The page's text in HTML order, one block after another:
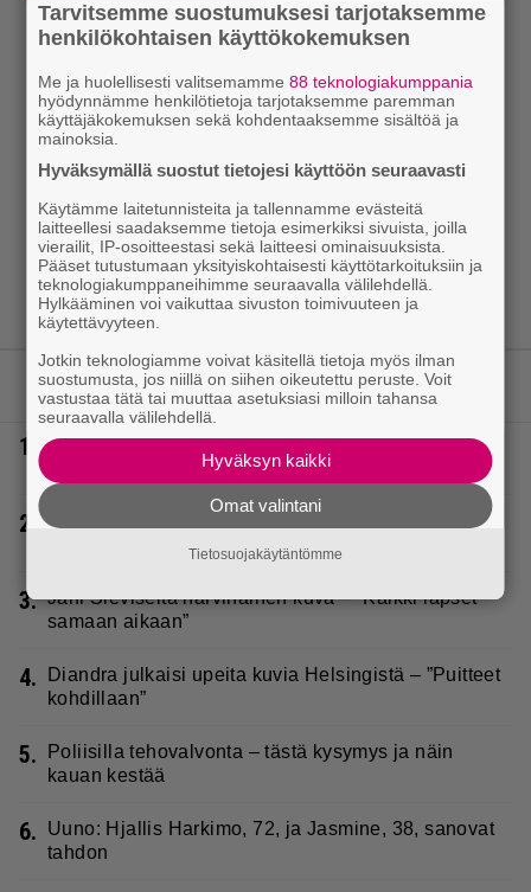
LUETUIMMAT JUTUT
1.
Vappu Pimiä sai huonoa palvelua ravintolassa –
pettyi siellä kahteen asiaan
2.
Laulaja Mirellan rantakuvat ovat täynnä lomaa,
3. Jani Sieviseltä harvinainen kuva – ”Kaikki lapset
samaan aikaan”
4.
Diandra julkaisi upeita kuvia Helsingistä – ”Puitteet
kohdillaan”
5.
Poliisilla tehovalvonta – tästä kysymys ja näin
kauan kestää
6.
Uuno: Hjallis Harkimo, 72, ja Jasmine, 38, sanovat
tahdon
Tarvitsemme suostumuksesi tarjotaksemme
henkilökohtaisen käyttökokemuksen
Me ja huolellisesti valitsemamme88 teknologiakumppania
hyödynnämme henkilötietoja tarjotaksemme paremman
käyttäjäkokemuksen sekä kohdentaaksemme sisältöä ja
mainoksia.
Hyväksymällä suostut tietojesi käyttöön seuraavasti
Käytämme laitetunnisteita ja tallennamme evästeitä
laitteellesi saadaksemme tietoja esimerkiksi sivuista, joilla
vierailit, IP-osoitteestasi sekä laitteesi ominaisuuksista.
Pääset tutustumaan yksityiskohtaisesti käyttötarkoituksiin ja
teknologiakumppaneihimme seuraavalla välilehdellä.
Hylkääminen voi vaikuttaa sivuston toimivuuteen ja
käytettävyyteen.
Jotkin teknologiamme voivat käsitellä tietoja myös ilman
suostumusta, jos niillä on siihen oikeutettu peruste. Voit
vastustaa tätä tai muuttaa asetuksiasi milloin tahansa
seuraavalla välilehdellä.
Hyväksyn kaikki
Omat valintani
Tietosuojakäytäntömme